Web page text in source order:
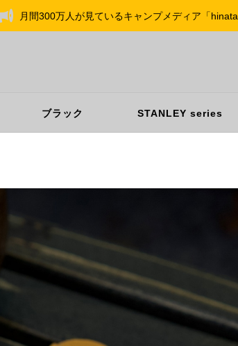
月間300万人が見ているキャンプメディア「
ブラック STANLEY series